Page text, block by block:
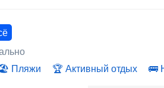
Пляжи Активный отдых